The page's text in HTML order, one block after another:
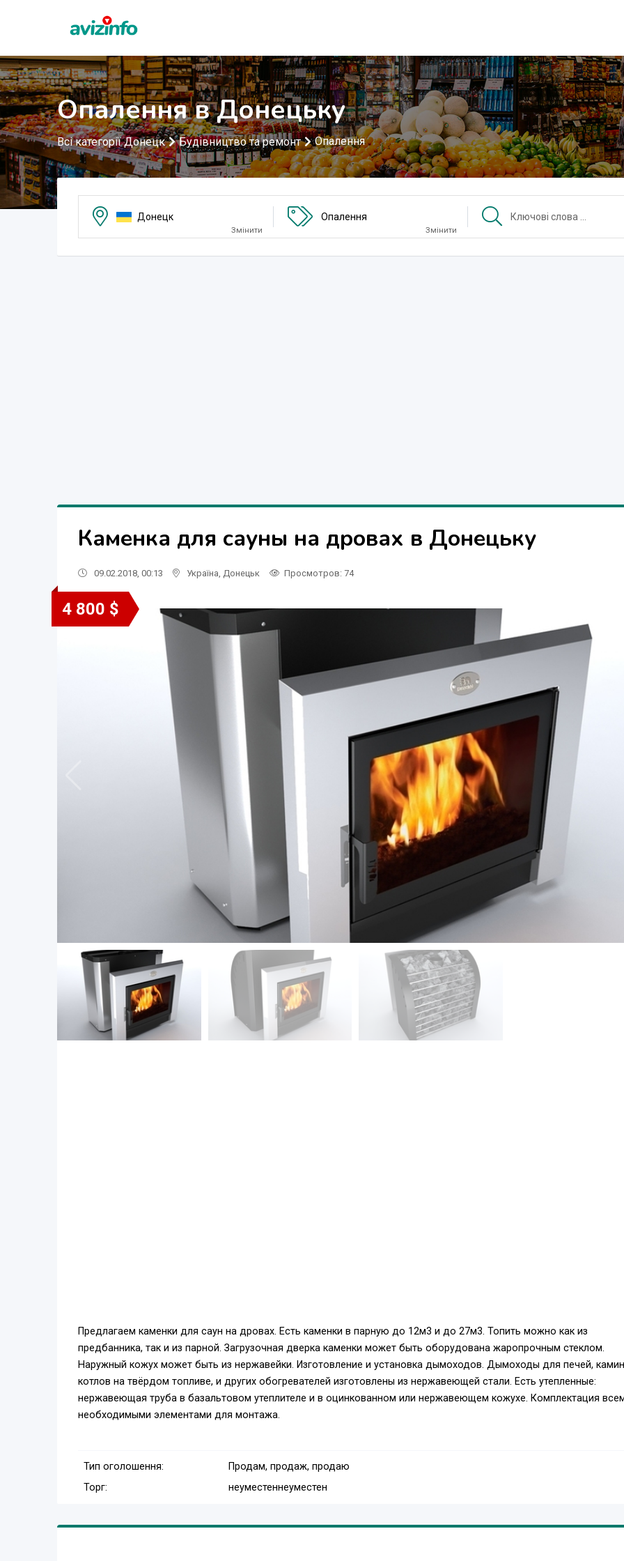
Опалення в Донецьку
Всі категорії Донецк Будівництво та ремонт Опалення
Донецк
Змінити
Опалення
Змінити
Каменка для сауны на дровах в Донецьку
09.02.2018, 00:13 Україна Донецьк Просмотров: 74
4 800 $
Предлагаем каменки для саун на дровах. Есть каменки в парную до 12м3 и до 27м3. Топить можно как из
предбанника, так и из парной. Загрузочная дверка каменки может быть оборудована жаропрочным стеклом.
Наружный кожух может быть из нержавейки. Изготовление и установка дымоходов. Дымоходы для печей,
котлов на твёрдом топливе, и других обогревателей изготовлены из нержавеющей стали. Есть утепленные:
нержавеющая труба в базальтовом утеплителе и в оцинкованном или нержавеющем кожухе. Комплектация
необходимыми элементами для монтажа.
Тип оголошення:
Продам, продаж, продаю
Торг:
неуместеннеуместен